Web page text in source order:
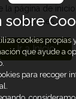
la página de
opciones
Ir a Inicio
sobre
cookies propias
que ayude a
para recoger